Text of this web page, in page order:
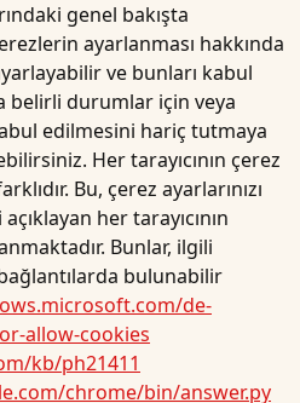
genel bakışta
ayarlanması hakkında
ve bunları kabul
belirli durumlar için veya
edilmesini hariç tutmaya
Her tarayıcının çerez
Bu, çerez ayarlarınızı
her tarayıcının
Bunlar, ilgili
bulunabilir
de-
allow-cookies
kb/ph21411
chrome/bin/answer.py